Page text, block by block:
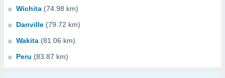
Wichita (74.98 km)
Danville (79.72 km)
Wakita (81.06 km)
Peru (83.87 km)